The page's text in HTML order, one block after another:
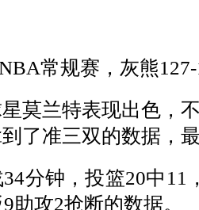
常规赛，灰熊
莫兰特表现出色，
了准三双的数据，
分钟，投篮20中11
助攻2抢断的数据。